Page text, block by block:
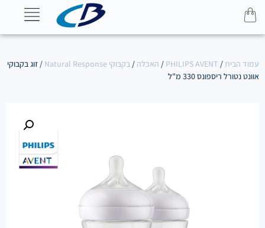
עמוד הבית/
PHILIPS AVENT
/ האכלה / בקבוקי Natural Response
/ זוג בקבוקי
אוונט נטורל ריספונס 330 מ"ל